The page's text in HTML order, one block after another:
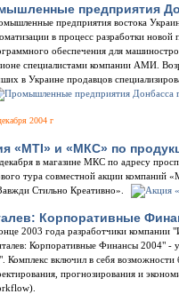
предприятия
предприятия востока
в процесс разработки
обеспечения для
специалистами компании АМИ.
в Украине продавцов
2004 г
«MTI» и «МКС» по
в магазине МКС по адресу
тура совместной акции компаний
Стильно Креативно».
Корпоративные
2003 года разработчики компании
Корпоративные Финансы 2004" -
Комплекс включил в себя возможности
прогнозирования и